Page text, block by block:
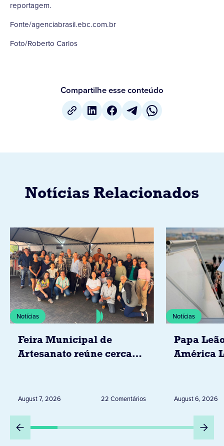
reportagem.
Fonte/agenciabrasil.ebc.com.br
Foto/Roberto Carlos
Compartilhe esse conteúdo
Notícias Relacionados
Notícias
Feira Municipal de
Artesanato reúne cerca
August 7, 2026 22 Comentários
Notícias
Papa
América
Peru
August 6, 2026